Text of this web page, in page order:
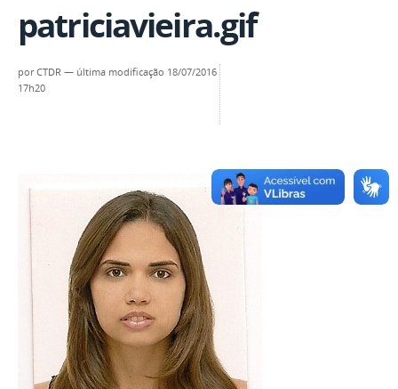
patriciavieira.gif
porCTDR — última modificação 18/07/2016
17h20